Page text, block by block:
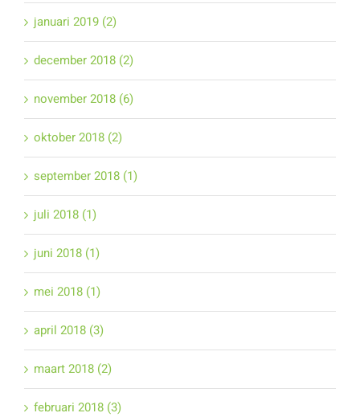
januari 2019 (2)
december 2018 (2)
november 2018 (6)
oktober 2018 (2)
september 2018 (1)
juli 2018 (1)
juni 2018 (1)
mei 2018 (1)
april 2018 (3)
maart 2018 (2)
februari 2018 (3)